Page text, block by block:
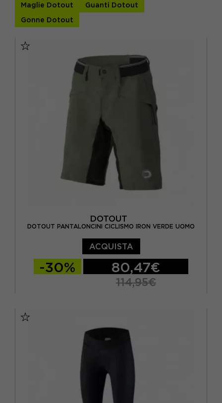
VERDE(1)
Maglie Dotout
Guanti Dotout
Gonne Dotout
DOTOUT
DOTOUT PANTALONCINI CICLISMO IRON VERDE UOMO
ACQUISTA
-30% 80,47€
114,95€